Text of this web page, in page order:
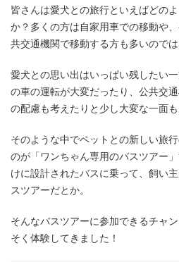
皆さんは愛犬との旅行といえばどの
か？多くの方は自家用車での移動や
共交通機関で移動する方も多いので
愛犬との思い出はいっぱい残したい
の車の運転が大変だったり、公共交
の配慮も考えたりと少し大変な一面も
そのような中でペットとの新しい旅
のが「ワンちゃん専用のバスツアー
けに設計されたバスに乗って、飼い
スツアーだとか。
そんなバスツアーに参加できるチャ
そく体験してきました！